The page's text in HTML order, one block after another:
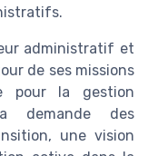
administratif et
de ses missions
pour la gestion
demande des
une vision